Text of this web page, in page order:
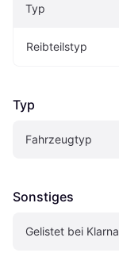
Typ
Reibteilstyp
Typ
Fahrzeugtyp
Sonstiges
Gelistet bei Klarna